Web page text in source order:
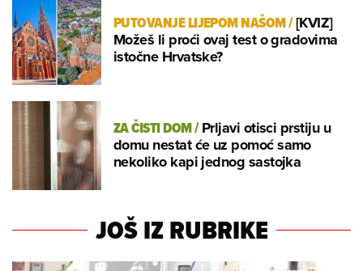
PUTOVANJE LIJEPOM NAŠOM/[KVIZ]
Možeš li proći ovaj test o gradovima
istočne Hrvatske?
ZA ČISTI DOM/Prljavi otisci prstiju u
domu nestat će uz pomoć samo
nekoliko kapi jednog sastojka
JOŠ IZ RUBRIKE